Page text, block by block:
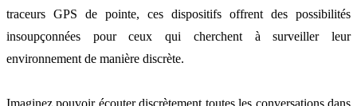
traceurs GPS de pointe, ces dispositifs offrent des possibilités
insoupçonnées pour ceux qui cherchent à surveiller leur
environnement de manière discrète.